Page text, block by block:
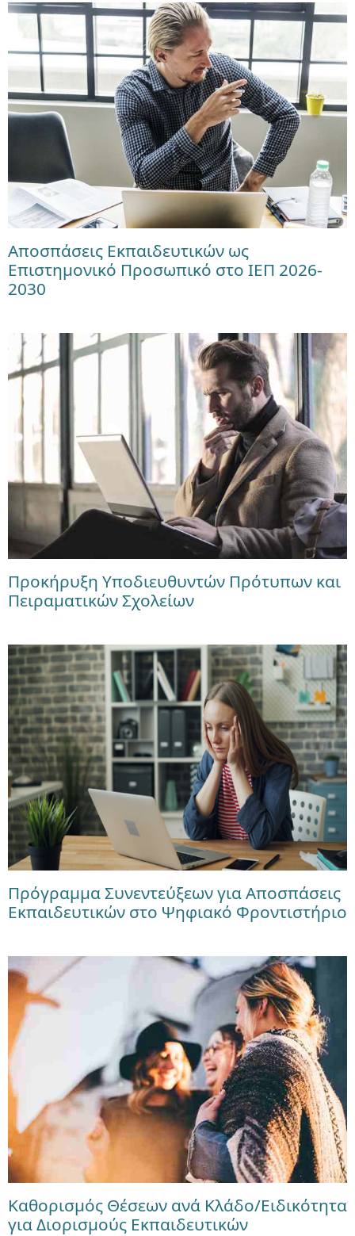
Αποσπάσεις Εκπαιδευτικών ως
Επιστημονικό Προσωπικό στο ΙΕΠ 2026-
2030
Προκήρυξη Υποδιευθυντών Πρότυπων και
Πειραματικών Σχολείων
Πρόγραμμα Συνεντεύξεων για Αποσπάσεις
Εκπαιδευτικών στο Ψηφιακό Φροντιστήριο
Καθορισμός Θέσεων ανά Κλάδο/Ειδικότητα
για Διορισμούς Εκπαιδευτικών